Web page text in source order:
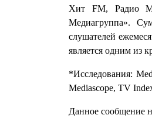
Хит FM, Радио
Медиагруппа».
слушателей
является одним из
*Исследования:
Mediascope, TV
Данное сообщение